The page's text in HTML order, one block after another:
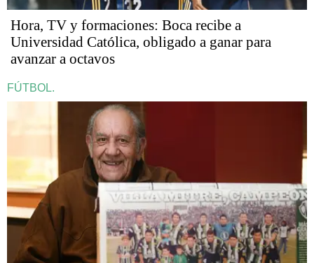
Hora, TV y formaciones: Boca recibe a
Universidad Católica, obligado a ganar para
avanzar a octavos
FÚTBOL.